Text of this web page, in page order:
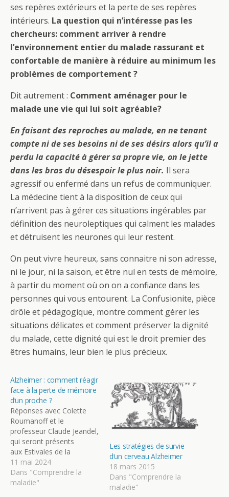
ses repères extérieurs et la perte de ses repères
intérieurs. La question qui n’intéresse pas les
chercheurs: comment arriver à rendre
l’environnement entier du malade rassurant et
confortable de manière à réduire au minimum les
problèmes de comportement ?
Dit autrement : Comment aménager pour le
malade une vie qui lui soit agréable?
En faisant des reproches au malade, en ne tenant
compte ni de ses besoins ni de ses désirs alors qu’il a
perdu la capacité à gérer sa propre vie, on le jette
dans les bras du désespoir le plus noir. Il sera
agressif ou enfermé dans un refus de communiquer.
La médecine tient à la disposition de ceux qui
n’arrivent pas à gérer ces situations ingérables par
définition des neuroleptiques qui calment les malades
et détruisent les neurones qui leur restent.
On peut vivre heureux, sans connaitre ni son adresse,
ni le jour, ni la saison, et être nul en tests de mémoire,
à partir du moment où on on a confiance dans les
personnes qui vous entourent. La Confusionite, pièce
drôle et pédagogique, montre comment gérer les
situations délicates et comment préserver la dignité
du malade, cette dignité qui est le droit premier des
êtres humains, leur bien le plus précieux.
Alzheimer : comment réagir
face à la perte de mémoire
d’un proche ?
Réponses avec Colette
Roumanoff et le
professeur Claude Jeandel,
qui seront présents
aux Estivales de la
Fondation Partage et vie à
Paris, le 19 juin prochain,
en partenariat avec « Le
11 mai 2024
Dans "Comprendre la
maladie"
Les stratégies de survie
d’un cerveau Alzheimer
18 mars 2015
Dans "Comprendre la
maladie"